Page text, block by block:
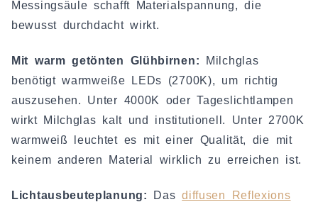
Messingsäule schafft Materialspannung, die
bewusst durchdacht wirkt.
Mit warm getönten Glühbirnen: Milchglas
benötigt warmweiße LEDs (2700K), um richtig
auszusehen. Unter 4000K oder Tageslichtlampen
wirkt Milchglas kalt und institutionell. Unter 2700K
warmweiß leuchtet es mit einer Qualität, die mit
keinem anderen Material wirklich zu erreichen ist.
Lichtausbeuteplanung: Dasdiffusen Reflexions